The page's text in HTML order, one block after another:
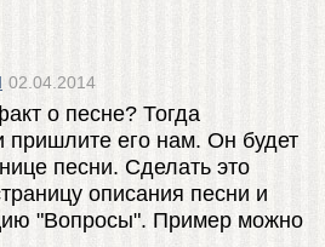
02.04.2014
о песне? Тогда
пришлите его нам. Он будет
песни. Сделать это
описания песни и
"Вопросы". Пример можно